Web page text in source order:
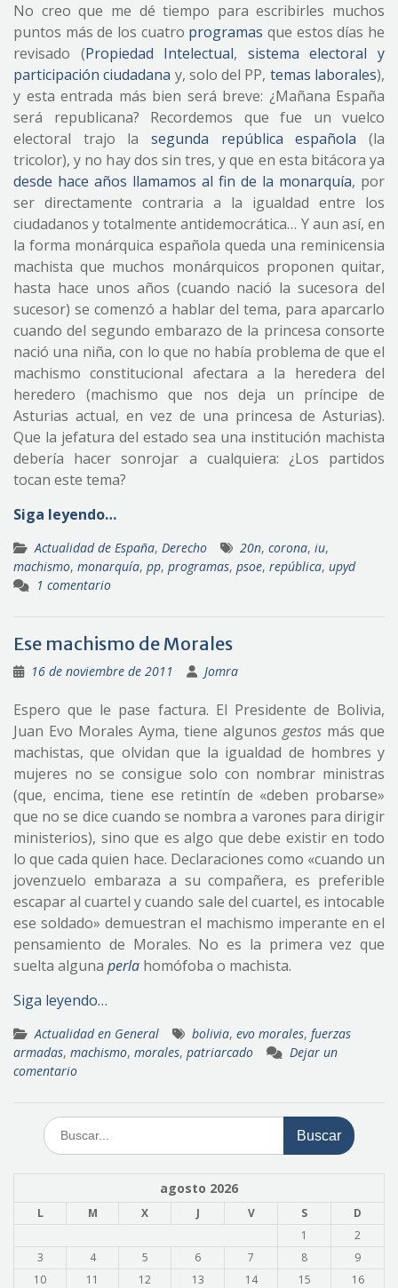
No creo que me dé tiempo para escribirles muchos
puntos más de los cuatro programas que estos días he
revisado (Propiedad Intelectual, sistema electoral y
participación ciudadana y, solo del PP, temas laborales),
y esta entrada más bien será breve: ¿Mañana España
será republicana? Recordemos que fue un vuelco
electoral trajo la segunda república española (la
tricolor), y no hay dos sin tres, y que en esta bitácora ya
desde hace años llamamos al fin de la monarquía, por
ser directamente contraria a la igualdad entre los
ciudadanos y totalmente antidemocrática… Y aun así, en
la forma monárquica española queda una reminicensia
machista que muchos monárquicos proponen quitar,
hasta hace unos años (cuando nació la sucesora del
sucesor) se comenzó a hablar del tema, para aparcarlo
cuando del segundo embarazo de la princesa consorte
nació una niña, con lo que no había problema de que el
machismo constitucional afectara a la heredera del
heredero (machismo que nos deja un príncipe de
Asturias actual, en vez de una princesa de Asturias).
Que la jefatura del estado sea una institución machista
debería hacer sonrojar a cualquiera: ¿Los partidos
tocan este tema?
Siga leyendo…
Actualidad de España, Derecho 20n, corona, iu,
machismo, monarquía, pp, programas, psoe, república, upyd
1 comentario
Ese machismo de Morales
16 de noviembre de 2011 Jomra
Espero que le pase factura. El Presidente de Bolivia,
Juan Evo Morales Ayma, tiene algunos gestos más que
machistas, que olvidan que la igualdad de hombres y
mujeres no se consigue solo con nombrar ministras
(que, encima, tiene ese retintín de «deben probarse»
que no se dice cuando se nombra a varones para dirigir
ministerios), sino que es algo que debe existir en todo
lo que cada quien hace. Declaraciones como «cuando un
jovenzuelo embaraza a su compañera, es preferible
escapar al cuartel y cuando sale del cuartel, es intocable
ese soldado» demuestran el machismo imperante en el
pensamiento de Morales. No es la primera vez que
suelta alguna perla homófoba o machista.
Siga leyendo…
Actualidad en General bolivia, evo morales, fuerzas
armadas, machismo, morales, patriarcado
Dejar un
comentario
Buscar:
agosto 2026
L M X J V S
D
1
2
3
4 5 6 7 8
9
10
11 12 13 14 15
16